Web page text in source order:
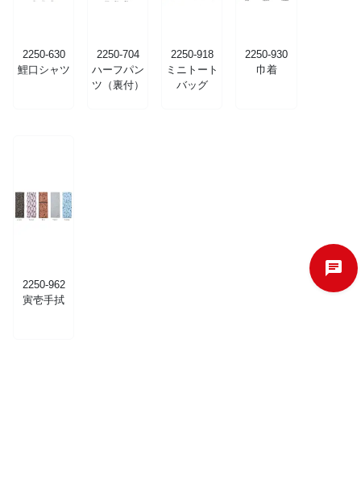
2250-630
鯉口シャツ
2250-704
ハーフパン
ツ（裏付）
2250-918
ミニトート
バッグ
2250-930
巾着
2250-962
寅壱手拭